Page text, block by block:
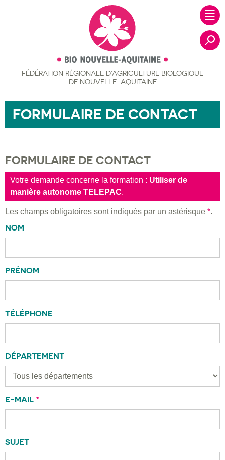
FÉDÉRATION RÉGIONALE D’AGRICULTURE BIOLOGIQUE
DE NOUVELLE-AQUITAINE
FORMULAIRE DE CONTACT
FORMULAIRE DE CONTACT
Votre demande concerne la formation : Utiliser de
manière autonome TELEPAC.
Les champs obligatoires sont indiqués par un astérisque *.
NOM
PRÉNOM
TÉLÉPHONE
DÉPARTEMENT
E-MAIL *
SUJET